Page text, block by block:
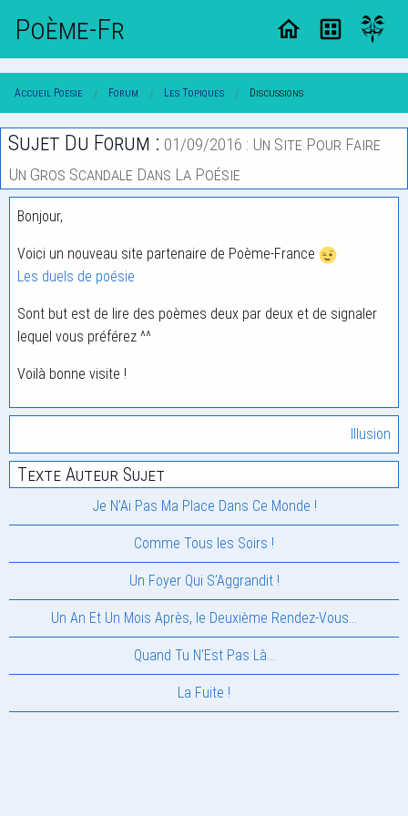
Poème-Fr
Accueil Poesie Forum Les Topiques Discussions
Sujet Du Forum : 01/09/2016 : Un Site Pour Faire
Un Gros Scandale Dans La Poésie
Bonjour,
Voici un nouveau site partenaire de Poème-France
Les duels de poésie
Sont but est de lire des poèmes deux par deux et de signaler
lequel vous préférez ^^
Voilà bonne visite !
Illusion
Texte Auteur Sujet
Je N’Ai Pas Ma Place Dans Ce Monde !
Comme Tous les Soirs !
Un Foyer Qui S’Aggrandit !
Un An Et Un Mois Après, le Deuxième Rendez-Vous…
Quand Tu N’Est Pas Là…
La Fuite !